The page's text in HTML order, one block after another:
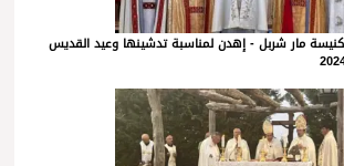
مار شربل - إهدن لمناسبة تدشينها وعيد القديس